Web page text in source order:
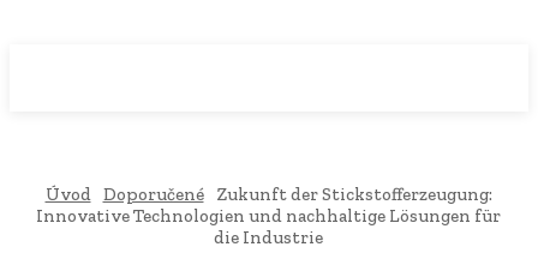
Úvod Doporučené
Zukunft der Stickstofferzeugung:
Innovative Technologien und nachhaltige Lösungen für
die Industrie